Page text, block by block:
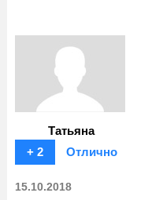
Татьяна
+ 2
Отлично
15.10.2018